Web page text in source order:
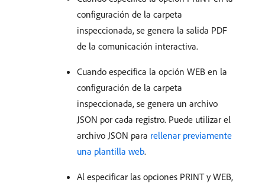
configuración de la carpeta
inspeccionada, se genera la salida PDF
de la comunicación interactiva.
Cuando especifica la opción WEB en la
configuración de la carpeta
inspeccionada, se genera un archivo
JSON por cada registro. Puede utilizar el
archivo JSON para rellenar previamente
una plantilla web.
Al especificar las opciones PRINT y WEB,